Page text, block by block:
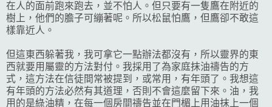
在人的面前跑來跑去，並不怕人。但只要有一隻鷹在附近的
樹上，他們的膽子可繃著呢。所以松鼠怕鷹，但鷹卻不敢這
樣靠近人。
但這東西躲著我，我可拿它一點辦法都沒有，所以靈界的東
西就要用屬靈的方法對付。我採用了為家庭抹油禱告的方
式，這方法在信徒間常被提到，或常用，有年頭了。我想這
有年頭的方法必然有其道理，否則不會這麼留下來。油，我
用的是綠油精，在每一個房間禱告並在門楣上用油抹上一個